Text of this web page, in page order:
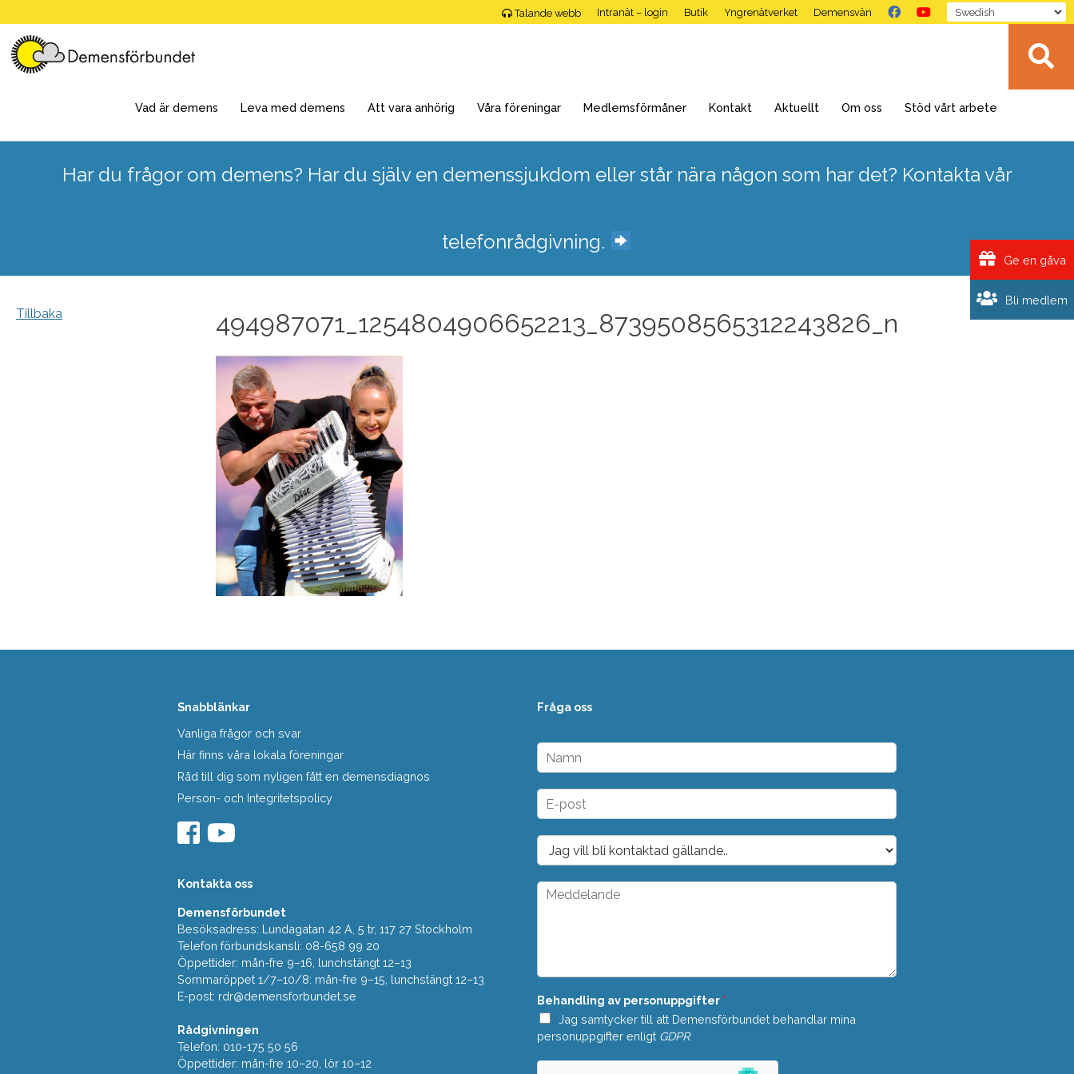
to
content
Talande webb Intranät – login Butik Yngrenätverket Demensvän
Vad är demens Leva med demens Att vara anhörig Våra föreningar Medlemsförmåner Kontakt Aktuellt Om oss Stöd vårt arbete
Har du frågor om demens? Har du själv en demenssjukdom eller står nära någon som har det? Kontakta vår
telefonrådgivning.
Tillbaka 494987071_1254804906652213_8739508565312243826_n
Snabblänkar
Vanliga frågor och svar
Här finns våra lokala föreningar
Råd till dig som nyligen fått en demensdiagnos
Person- och Integritetspolicy
Kontakta oss
Demensförbundet
Besöksadress: Lundagatan 42 A, 5 tr, 117 27 Stockholm
Telefon förbundskansli: 08-658 99 20
Öppettider: mån-fre 9–16, lunchstängt 12–13
Sommaröppet 1/7–10/8: mån-fre 9–15, lunchstängt 12–13
E-post: rdr@demensforbundet.se
Rådgivningen
Telefon: 010-175 50 56
Öppettider: mån-fre 10–20, lör 10–12
Fråga oss
N
n
E
o
t
*
D
p
M
a
d
e
*
Behandling av personuppgifter *
Jag samtycker till att Demensförbundet behandlar mina
personuppgifter enligt GDPR.
Bli medlem
Ge en gåva